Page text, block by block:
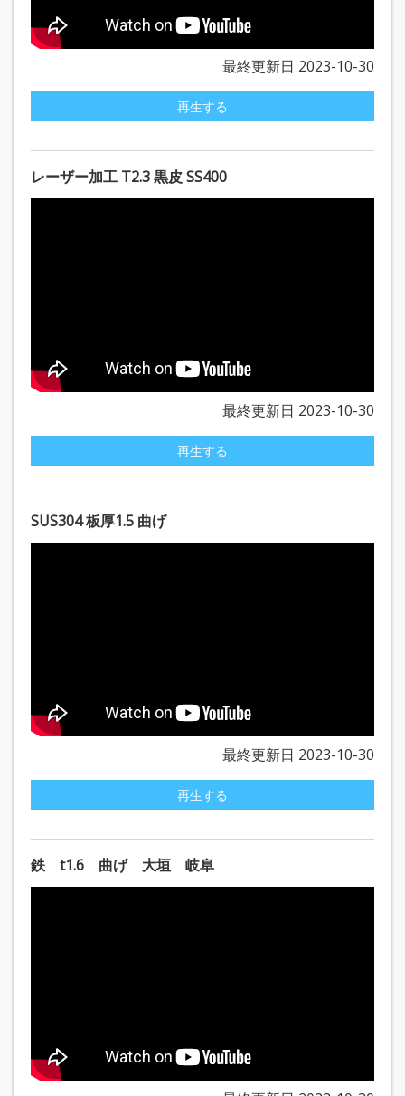
最終更新日 2023-10-30
再生する
レーザー加工 T2.3 黒皮 SS400
最終更新日 2023-10-30
再生する
SUS304 板厚1.5 曲げ
最終更新日 2023-10-30
再生する
鉄 t1.6 曲げ 大垣 岐阜